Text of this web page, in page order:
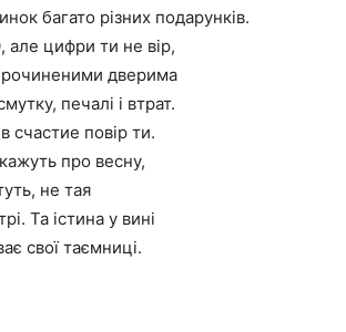
багато різних подарунків.
але цифри ти не вір,
дверима
печалі і втрат.
счастие повір ти.
про весну,
не тая
Та істина у вині
свої таємниці.